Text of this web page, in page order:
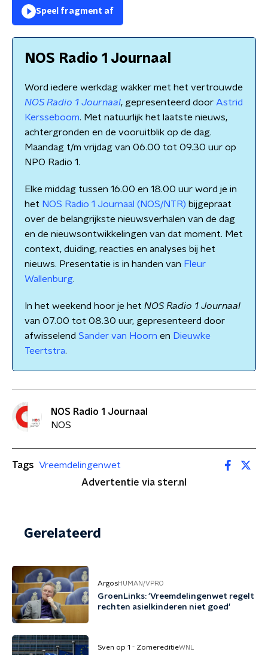
Speel fragment af
NOS Radio 1 Journaal
Word iedere werkdag wakker met het vertrouwde
NOS Radio 1 Journaal, gepresenteerd door Astrid
Kersseboom. Met natuurlijk het laatste nieuws,
achtergronden en de vooruitblik op de dag.
Maandag t/m vrijdag van 06.00 tot 09.30 uur op
NPO Radio 1.
Elke middag tussen 16.00 en 18.00 uur word je in
het NOS Radio 1 Journaal (NOS/NTR) bijgepraat
over de belangrijkste nieuwsverhalen van de dag
en de nieuwsontwikkelingen van dat moment. Met
context, duiding, reacties en analyses bij het
nieuws. Presentatie is in handen van Fleur
Wallenburg.
In het weekend hoor je het NOS Radio 1 Journaal
van 07.00 tot 08.30 uur, gepresenteerd door
afwisselend Sander van Hoorn en Dieuwke
Teertstra.
NOS Radio 1 Journaal
NOS
Tags Vreemdelingenwet
Advertentie via ster.nl
Gerelateerd
ArgosHUMAN/VPRO
GroenLinks: 'Vreemdelingenwet regelt
rechten asielkinderen niet goed'
Sven op 1 - ZomereditieWNL